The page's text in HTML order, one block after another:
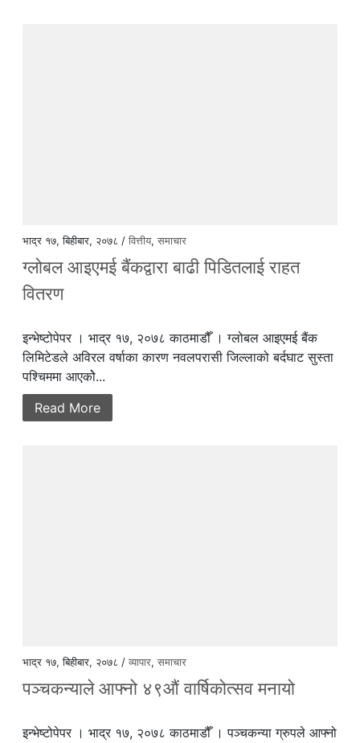
भाद्र १७, बिहीबार, २०७८ /वित्तीय,समाचार
ग्लोबल आइएमई बैंकद्वारा बाढी पिडितलाई राहत
वितरण
इन्भेष्टोपेपर । भाद्र १७, २०७८ काठमाडौँ । ग्लोबल आइएमई बैंक
लिमिटेडले अविरल वर्षाका कारण नवलपरासी जिल्लाको बर्दघाट सुस्ता
पश्चिममा आएकोे...
Read More
भाद्र १७, बिहीबार, २०७८ /व्यापार,समाचार
पञ्चकन्याले आफ्नो ४९औं वार्षिकोत्सव मनायो
इन्भेष्टोपेपर । भाद्र १७, २०७८ काठमाडौँ । पञ्चकन्या ग्रुपले आफ्नो